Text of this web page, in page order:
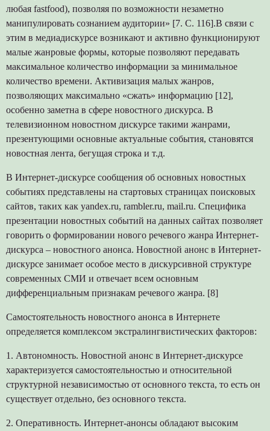
любая fastfood), позволяя по возможности незаметно
манипулировать сознанием аудитории» [7. С. 116].В связи с
этим в медиадискурсе возникают и активно функционируют
малые жанровые формы, которые позволяют передавать
максимальное количество информации за минимальное
количество времени. Активизация малых жанров,
позволяющих максимально «сжать» информацию [12],
особенно заметна в сфере новостного дискурса. В
телевизионном новостном дискурсе такими жанрами,
презентующими основные актуальные события, становятся
новостная лента, бегущая строка и т.д.
В Интернет-дискурсе сообщения об основных новостных
событиях представлены на стартовых страницах поисковых
сайтов, таких как yandex.ru, rambler.ru, mail.ru. Специфика
презентации новостных событий на данных сайтах позволяет
говорить о формировании нового речевого жанра Интернет-
дискурса – новостного анонса. Новостной анонс в Интернет-
дискурсе занимает особое место в дискурсивной структуре
современных СМИ и отвечает всем основным
дифференциальным признакам речевого жанра. [8]
Самостоятельность новостного анонса в Интернете
определяется комплексом экстралингвистических факторов:
1. Автономность. Новостной анонс в Интернет-дискурсе
характеризуется самостоятельностью и относительной
структурной независимостью от основного текста, то есть он
существует отдельно, без основного текста.
2. Оперативность. Интернет-анонсы обладают высоким